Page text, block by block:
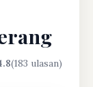
(183 ulasan)